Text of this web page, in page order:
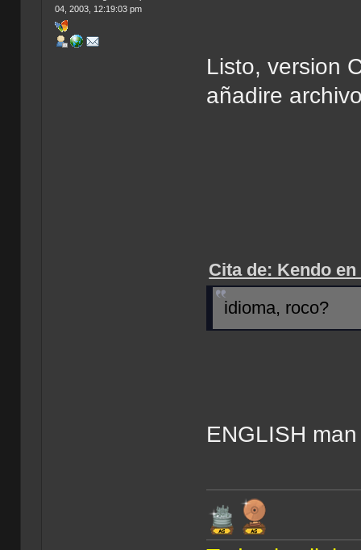
04, 2003, 12:19:03 pm
Listo, version
añadire
Cita de: Kendo en
idioma, roco?
ENGLISH